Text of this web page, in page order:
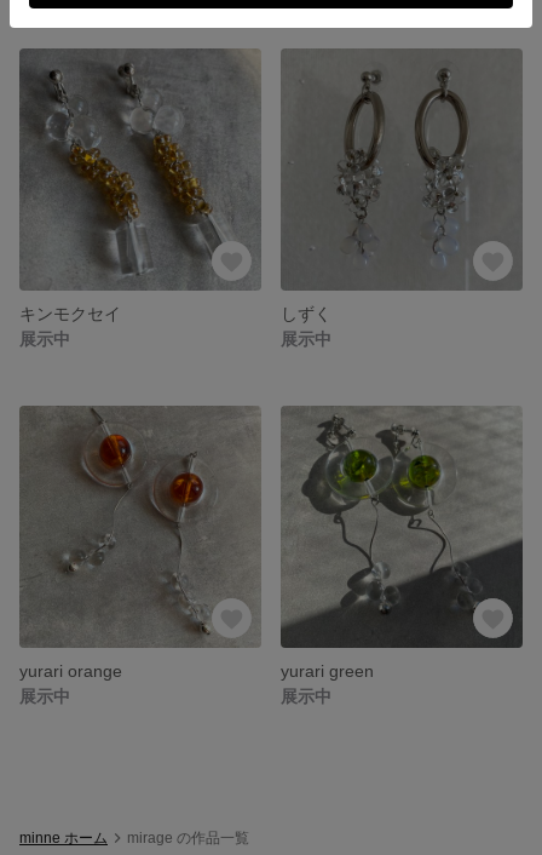
キンモクセイ
展示中
しずく
展示中
yurari orange
展示中
yurari green
展示中
minne ホーム mirage の作品一覧